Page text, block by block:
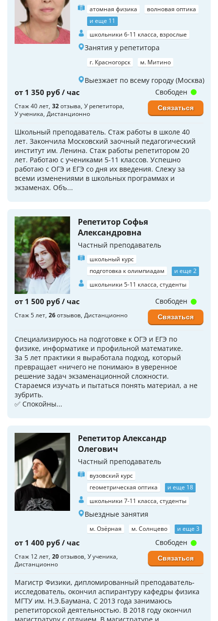
атомная физика
волновая оптика
и еще 11
школьники 6-11 класса, взрослые
Занятия у репетитора
г. Красногорск м. Митино
Выезжает по всему городу (Москва)
от 1 350 руб / час
Стаж 40 лет 32отзыва У репетитора
У ученика Дистанционно
Школьный преподаватель. Стаж работы в школе 40
лет. Закончила Московский заочный педагогический
институт им. Ленина. Стаж работы репетитором 20
лет. Работаю с учениками 5-11 классов. Успешно
работаю с ОГЭ и ЕГЭ со дня их введения. Слежу за
всеми изменениями в школьных программах и
экзаменах. Объ...
Свободен
Связаться
Репетитор Софья
Александровна
Частный преподаватель
школьный курс
подготовка к олимпиадам
и еще 2
школьники 5-11 класса, студенты
от 1 500 руб / час
Стаж 5 лет 26отзывов Дистанционно
Специализируюсь на подготовке к ОГЭ и ЕГЭ по
физике, информатике и профильной математике.
За 5 лет практики я выработала подход, который
превращает «ничего не понимаю» в уверенное
решение задач экзаменационной сложности.
Стараемся изучать и пытаться понять материал, а не
зубрить.
✅ Спокойны...
Свободен
Связаться
Репетитор Александр
Олегович
Частный преподаватель
вузовский курс
геометрическая оптика
и еще 18
школьники 7-11 класса, студенты
Выездные занятия
м. Озёрная м. Солнцево и еще 3
от 1 400 руб / час
Стаж 12 лет 20отзывов У ученика
Дистанционно
Магистр Физики, дипломированный преподаватель-
исследователь, окончил аспирантуру кафедры физика
МГТУ им. Н.Э.Баумана, С 2013 года занимаюсь
репетиторской деятельностью. В 2018 году окончил
Свободен
Связаться